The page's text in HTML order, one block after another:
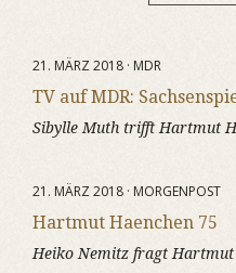
21. MÄRZ 2018 · MDR
TV auf MDR:
Sibylle Muth trifft Hartmut
21. MÄRZ 2018 · MORGENPOST
Hartmut Haenchen 75
Heiko Nemitz fragt Hartmut